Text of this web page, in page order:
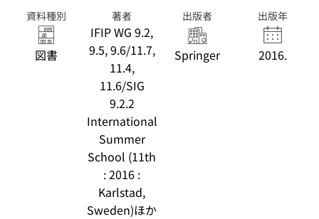
Communication
Technology ;
498)
資料種別
図書
著者
IFIP WG 9.2,
9.5, 9.6/11.7,
11.4,
11.6/SIG
9.2.2
International
Summer
School (11th
: 2016 :
Karlstad,
Sweden)ほか
出版者
Springer
出版年
2016.